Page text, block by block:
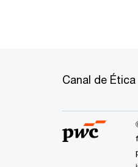
Canal de Ética